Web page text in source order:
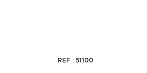
REF : 51100